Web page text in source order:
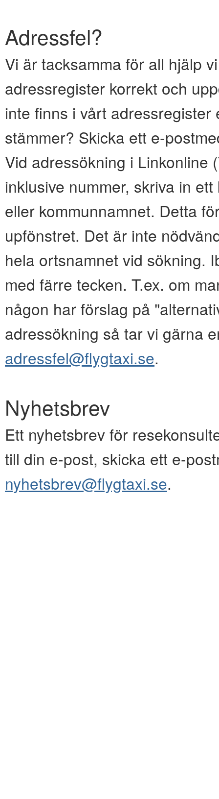
Adressfel?
Vi är tacksamma för all hjälp
adressregister korrekt och
inte finns i vårt
stämmer? Skicka ett e-
Vid adressökning i Linkonline
inklusive nummer, skriva in
eller kommunnamnet. Detta
upfönstret. Det är inte
hela ortsnamnet vid sökning.
med färre tecken. T.ex. om
någon har förslag på
adressökning så tar vi gärna
adressfel@flygtaxi.se.
Nyhetsbrev
Ett nyhetsbrev för
till din e-post, skicka ett e-
nyhetsbrev@flygtaxi.se.